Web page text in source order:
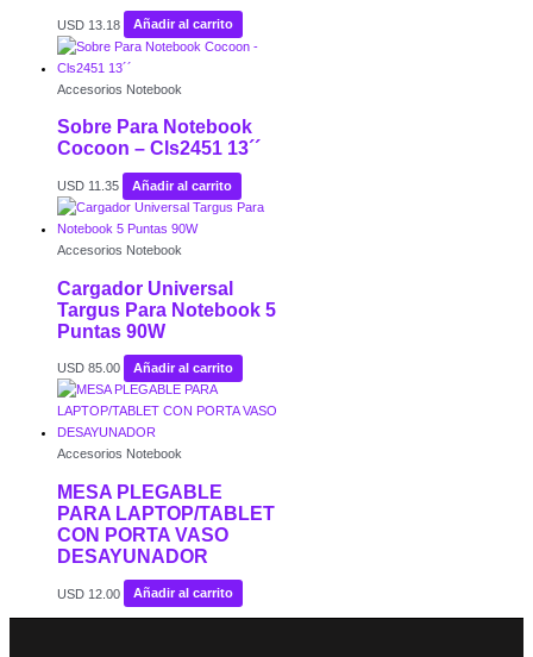
USD 13.18 Añadir al carrito
Accesorios Notebook
Sobre Para Notebook
Cocoon – Cls2451 13´´
USD 11.35 Añadir al carrito
Accesorios Notebook
Cargador Universal
Targus Para Notebook 5
Puntas 90W
USD 85.00 Añadir al carrito
Accesorios Notebook
MESA PLEGABLE
PARA LAPTOP/TABLET
CON PORTA VASO
DESAYUNADOR
USD 12.00 Añadir al carrito